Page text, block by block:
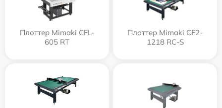
Плоттер Mimaki CFL-
605 RT
Плоттер Mimaki CF2-
1218 RC-S